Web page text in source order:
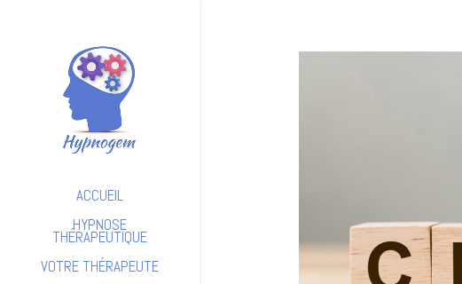
ACCUEIL
HYPNOSE
THÉRAPEUTIQUE
VOTRE THÉRAPEUTE